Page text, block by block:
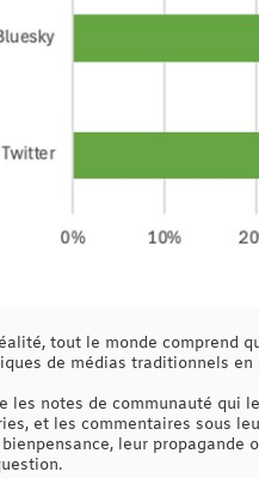
tout le monde comprend
de médias traditionnels
les notes de communauté qui
et les commentaires sous
leur